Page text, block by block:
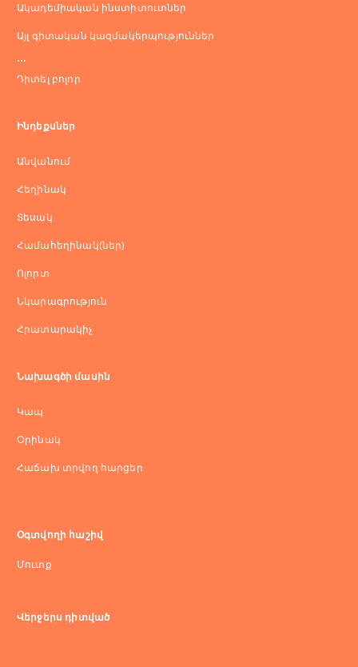
Ակադեմիական ինստիտուտներ
Այլ գիտական կազմակերպություններ
...
Դիտել բոլոր
Ինդեքսներ
Անվանում
Հեղինակ
Տեսակ
Համահեղինակ(ներ)
Ոլորտ
Նկարագրություն
Հրատարակիչ
Նախագծի մասին
Կապ
Оրինակ
Հաճախ տրվող հարցեր
Օգտվողի հաշիվ
Մուտք
Վերջերս դիտված